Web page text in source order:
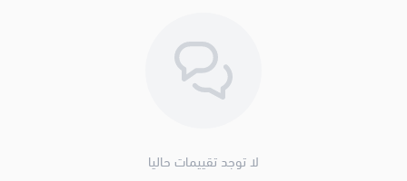
لا توجد تقييمات حاليا